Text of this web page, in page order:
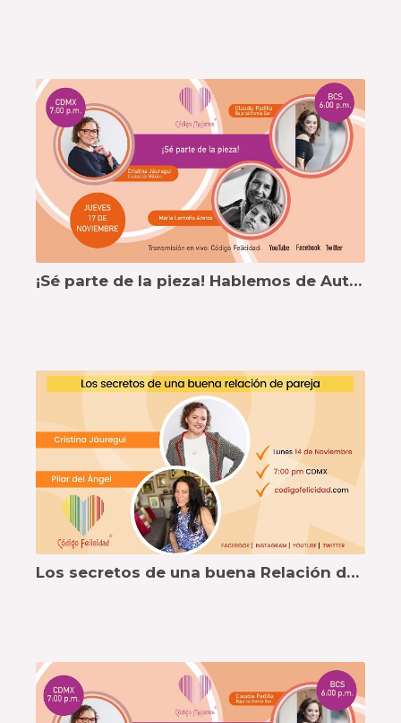
¡Sé parte de la pieza! Hablemos de Autismo
Los secretos de una buena Relación de Pareja